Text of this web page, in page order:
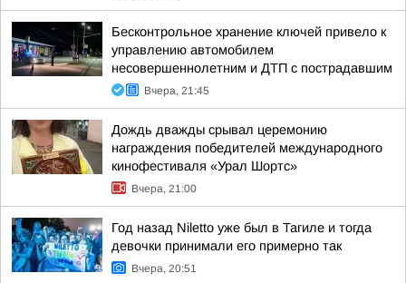
Бесконтрольное хранение ключей привело к
управлению автомобилем
несовершеннолетним и ДТП с пострадавшим
Вчера, 21:45
Дождь дважды срывал церемонию
награждения победителей международного
кинофестиваля «Урал Шортс»
Вчера, 21:00
Год назад Niletto уже был в Тагиле и тогда
девочки принимали его примерно так
Вчера, 20:51